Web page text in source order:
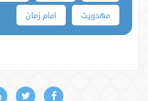
مهدویت
امام زمان